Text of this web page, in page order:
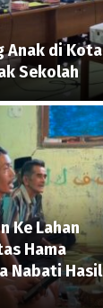
Anak di Kota
Sekolah
Ke Lahan
Hama
Nabati Hasil